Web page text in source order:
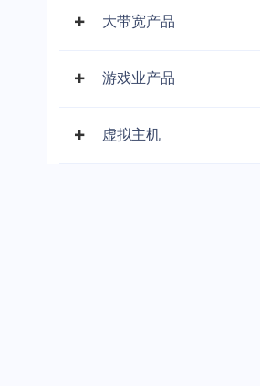
大带宽产品
游戏业产品
虚拟主机